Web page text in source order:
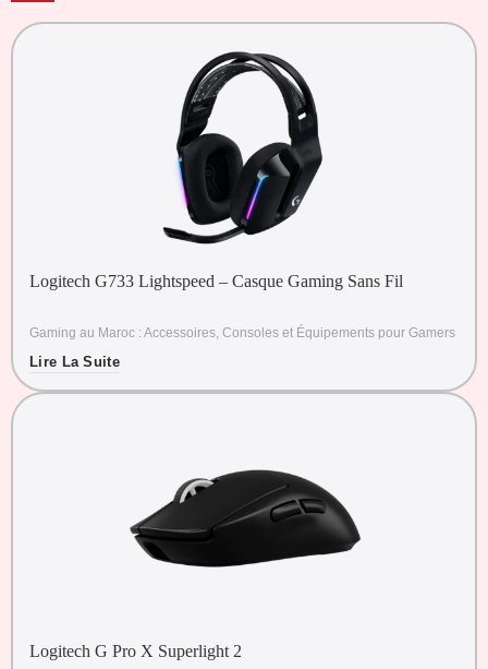
Logitech G733 Lightspeed – Casque Gaming Sans Fil
Gaming au Maroc : Accessoires, Consoles et Équipements pour Gamers
Lire La Suite
Logitech G Pro X Superlight 2